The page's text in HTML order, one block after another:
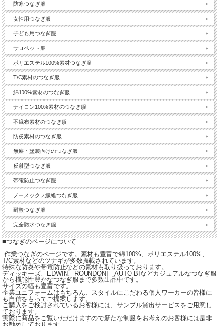
防寒つなぎ服
女性用つなぎ服
子ども用つなぎ服
サロペット服
ポリエステル100%素材つなぎ服
T/C素材のつなぎ服
綿100%素材のつなぎ服
ナイロン100%素材のつなぎ服
不織布素材のつなぎ服
防炎素材のつなぎ服
無塵・塗装向けのつなぎ服
反射型つなぎ服
帯電防止つなぎ服
ノーメックス繊維つなぎ服
耐酸つなぎ服
完全防水つなぎ服
■つなぎのページについて
作業つなぎのページです。素材も豊富で綿100%、ポリエステル100%、
T/C素材などのツナギが多数掲載されています。
特殊な防炎や帯電防止などの素材も取り扱っております。
ディッキーズ、EDWIN、ROUNDONI、AUTO-BIなどカジュアルなつなぎ服
から機能性豊かなつなぎ服まで多数出品中です。
サイズの幅も豊富です。
企業ユニフォームはもちろん、スタイルにこだわる個人ワーカーの皆様に
も自信をもってご提案します。
ご購入をご検討されているお客様には、サンプル貸出サービスをご用意し
ております。
実際に商品をご覧いただけますので新たな制服をお考えのお客様には是非
お勧めしております。